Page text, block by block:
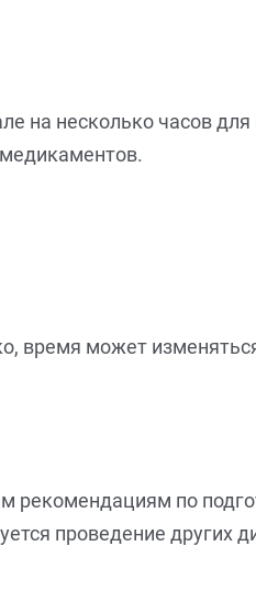
на несколько часов
время может
рекомендациям по
проведение других